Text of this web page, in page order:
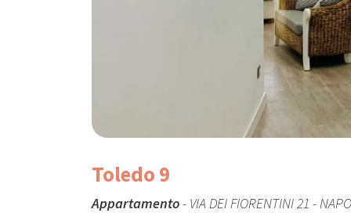
Toledo 9
Appartamento- VIA DEI FIORENTINI 21 -